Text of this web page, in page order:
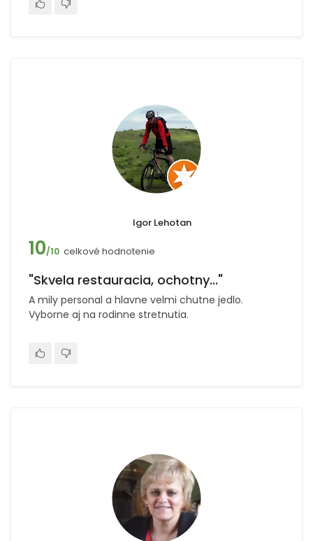
Igor Lehotan
10/10 celkové hodnotenie
"Skvela restauracia, ochotny..."
A mily personal a hlavne velmi chutne jedlo.
Vyborne aj na rodinne stretnutia.